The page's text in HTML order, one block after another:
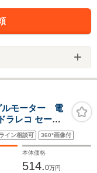
ルモーター 電
ラレコ セージ
グホイールヒ
20インチダイ
ージ
イン相談可 360°画像付
本体価格
514.0万円